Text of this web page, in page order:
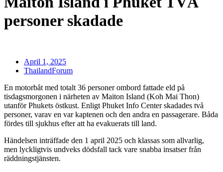
personer skadade
April 1, 2025
ThailandForum
En motorbåt med totalt 36 personer ombord fattade eld på
tisdagsmorgonen i närheten av Maiton Island (Koh Mai Thon)
utanför Phukets östkust. Enligt Phuket Info Center skadades två
personer, varav en var kaptenen och den andra en passagerare. Båda
fördes till sjukhus efter att ha evakuerats till land.
Händelsen inträffade den 1 april 2025 och klassas som allvarlig,
men lyckligtvis undveks dödsfall tack vare snabba insatser från
räddningstjänsten.